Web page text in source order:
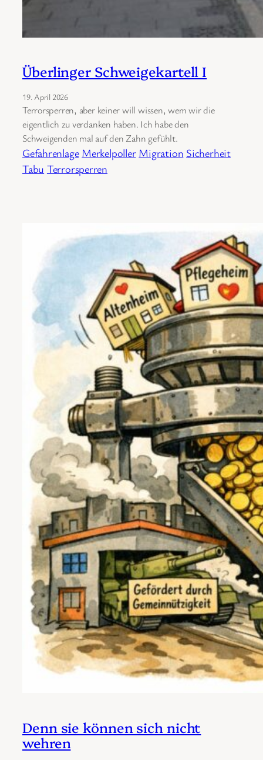
Überlinger Schweigekartell I
19. April 2026
Terrorsperren, aber keiner will wissen, wem wir die
eigentlich zu verdanken haben. Ich habe den
Schweigenden mal auf den Zahn gefühlt.
Gefahrenlage Merkelpoller Migration Sicherheit
Tabu Terrorsperren
Denn sie können sich nicht
wehren